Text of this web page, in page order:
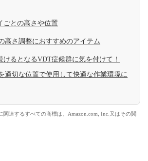
ごとの高さや位置
高さ調整におすすめのアイテム
けるとなるVDT症候群に気を付けて！
適切な位置で使用して快適な作業環境に
連するすべての商標は、Amazon.com, Inc.又はその関